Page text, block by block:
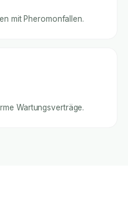
mit Pheromonfallen.
Wartungsverträge.